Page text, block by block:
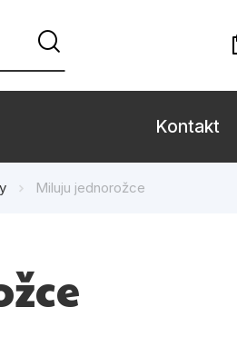
Beletrie pro dospělé
Komiks
Kontakt
Miluju jednorožce